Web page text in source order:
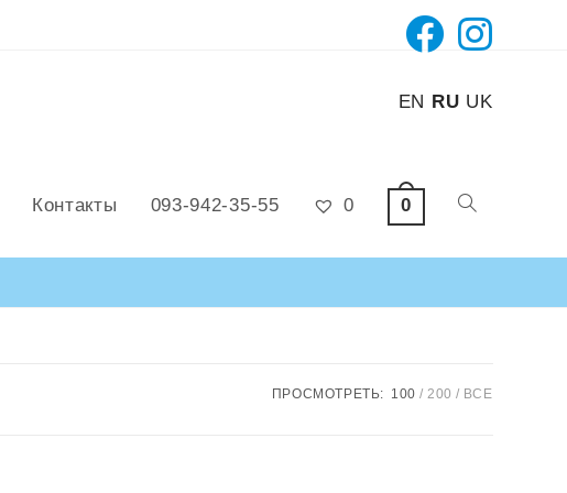
EN RU UK
Контакты 093-942-35-55 0 0
ПРОСМОТРЕТЬ: 100 200 ВСЕ